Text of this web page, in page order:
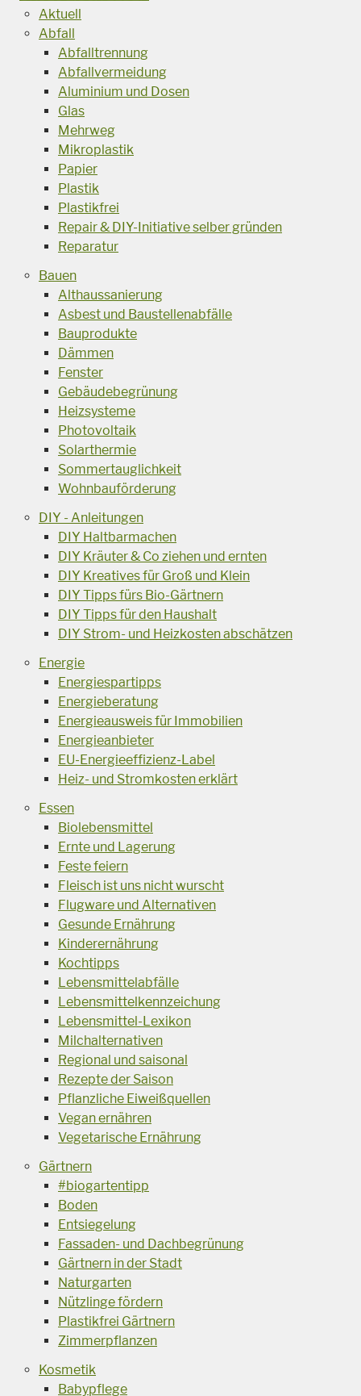
Aktuell
Abfall
Abfalltrennung
Abfallvermeidung
Aluminium und Dosen
Glas
Mehrweg
Mikroplastik
Papier
Plastik
Plastikfrei
Repair & DIY-Initiative selber gründen
Reparatur
Bauen
Althaussanierung
Asbest und Baustellenabfälle
Bauprodukte
Dämmen
Fenster
Gebäudebegrünung
Heizsysteme
Photovoltaik
Solarthermie
Sommertauglichkeit
Wohnbauförderung
DIY - Anleitungen
DIY Haltbarmachen
DIY Kräuter & Co ziehen und ernten
DIY Kreatives für Groß und Klein
DIY Tipps fürs Bio-Gärtnern
DIY Tipps für den Haushalt
DIY Strom- und Heizkosten abschätzen
Energie
Energiespartipps
Energieberatung
Energieausweis für Immobilien
Energieanbieter
EU-Energieeffizienz-Label
Heiz- und Stromkosten erklärt
Essen
Biolebensmittel
Ernte und Lagerung
Feste feiern
Fleisch ist uns nicht wurscht
Flugware und Alternativen
Gesunde Ernährung
Kinderernährung
Kochtipps
Lebensmittelabfälle
Lebensmittelkennzeichung
Lebensmittel-Lexikon
Milchalternativen
Regional und saisonal
Rezepte der Saison
Pflanzliche Eiweißquellen
Vegan ernähren
Vegetarische Ernährung
Gärtnern
#biogartentipp
Boden
Entsiegelung
Fassaden- und Dachbegrünung
Gärtnern in der Stadt
Naturgarten
Nützlinge fördern
Plastikfrei Gärtnern
Zimmerpflanzen
Kosmetik
Babypflege